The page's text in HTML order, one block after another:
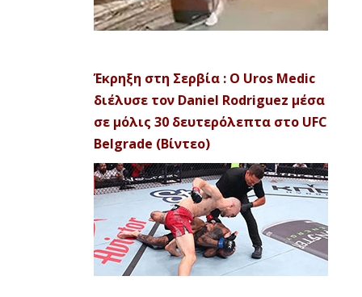
Έκρηξη στη Σερβία : Ο Uros Medic
διέλυσε τον Daniel Rodriguez μέσα
σε μόλις 30 δευτερόλεπτα στο UFC
Belgrade (Βίντεο)